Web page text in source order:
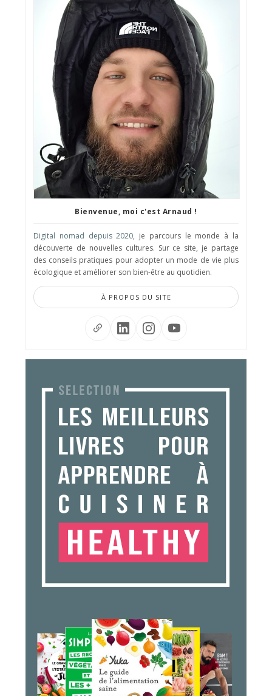
Bienvenue, moi c'est Arnaud !
Digital nomad depuis 2020, je parcours le monde à la
découverte de nouvelles cultures. Sur ce site, je partage
des conseils pratiques pour adopter un mode de vie plus
écologique et améliorer son bien-être au quotidien.
À PROPOS DU SITE